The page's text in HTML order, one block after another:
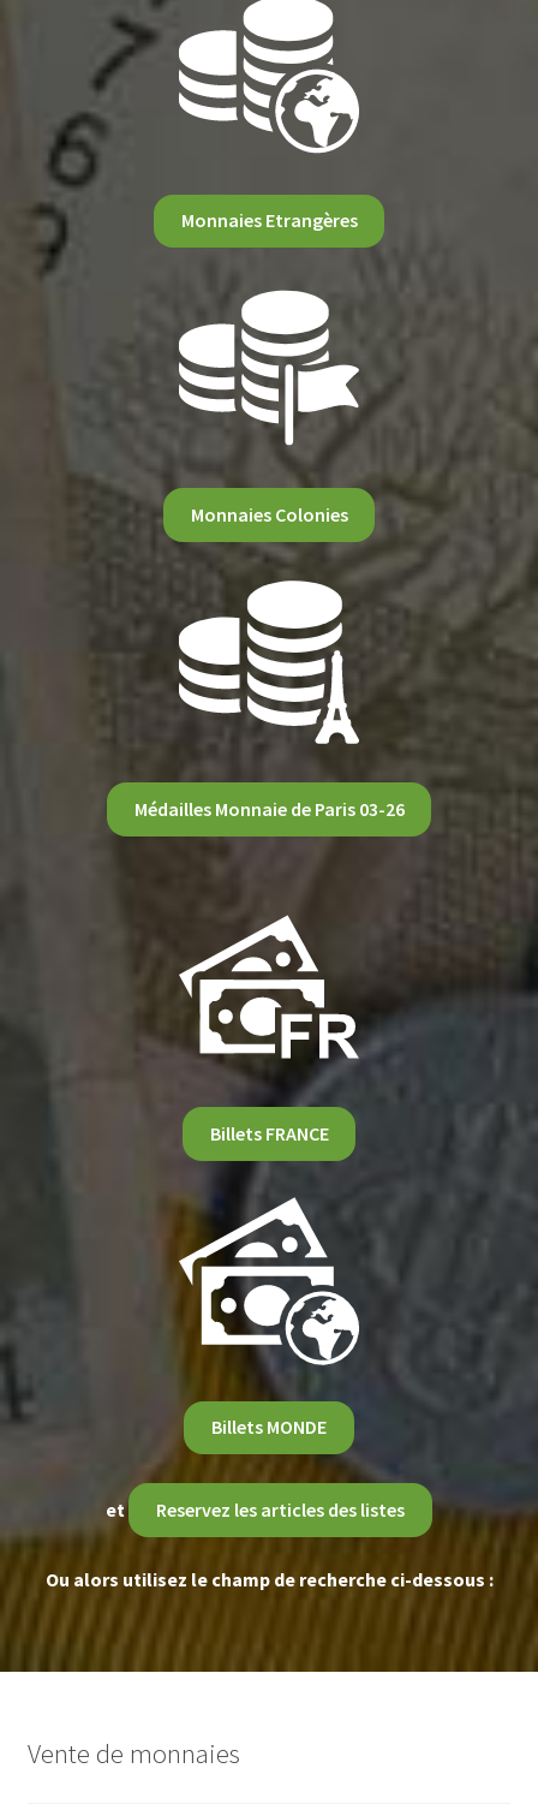
Monnaies Etrangères
Monnaies Colonies
Médailles Monnaie de Paris 03-26
Billets FRANCE
Billets MONDE
et Reservez les articles des listes
Ou alors utilisez le champ de recherche ci-dessous :
Vente de monnaies